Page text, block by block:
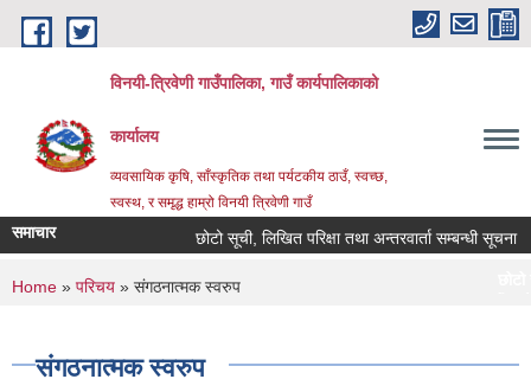
Skip to main content
विनयी-त्रिवेणी गाउँपालिका, गाउँ कार्यपालिकाको
कार्यालय
व्यवसायिक कृषि, साँस्कृतिक तथा पर्यटकीय ठाउँ, स्वच्छ,
स्वस्थ, र समृद्ध हाम्रो विनयी त्रिवेणी गाउँ
समाचार छोटो सूची, लिखित परिक्षा तथा अन्तरवार्ता सम्बन्धी सूचना
You are here
Home » परिचय » संगठनात्मक स्वरुप
संगठनात्मक स्वरुप